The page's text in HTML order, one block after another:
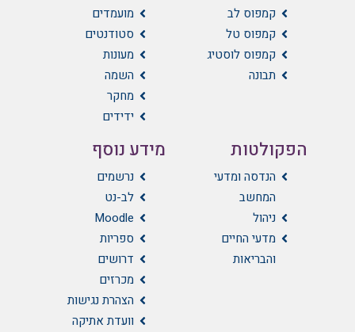
קמפוס לב
קמפוס טל
קמפוס לוסטיג
תבונה
הפקולטות
הנדסה ומדעי
המחשב
ניהול
מדעי החיים
והבריאות
מועמדים
סטודנטים
מעונות
השמה
מחקר
ידידים
מידע נוסף
נרשמים
לב-נט
Moodle
ספריות
דרושים
מכרזים
הצהרת נגישות
וועדת אתיקה